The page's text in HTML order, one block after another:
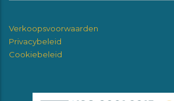
Verkoopsvoorwaarden
Privacybeleid
Cookiebeleid